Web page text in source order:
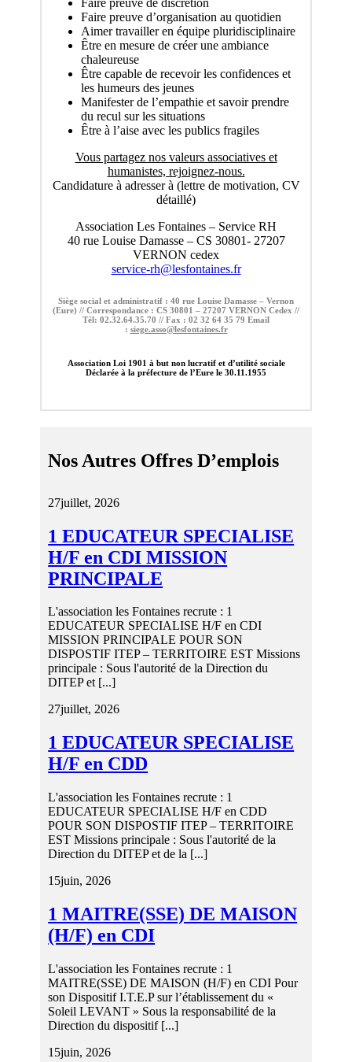
Faire preuve d’organisation au quotidien
Aimer travailler en équipe pluridisciplinaire
Être en mesure de créer une ambiance
chaleureuse
Être capable de recevoir les confidences et
les humeurs des jeunes
Manifester de l’empathie et savoir prendre
du recul sur les situations
Être à l’aise avec les publics fragiles
Vous partagez nos valeurs associatives et
humanistes, rejoignez-nous.
Candidature à adresser à (lettre de motivation, CV
détaillé)
Association Les Fontaines – Service RH
40 rue Louise Damasse – CS 30801- 27207
VERNON cedex
service-rh@lesfontaines.fr
Siège social et administratif : 40 rue Louise Damasse – Vernon
(Eure) // Correspondance : CS 30801 – 27207 VERNON Cedex //
Tél: 02.32.64.35.70 // Fax : 02 32 64 35 79 Email
: siege.asso@lesfontaines.fr
Association Loi 1901 à but non lucratif et d’utilité sociale
Déclarée à la préfecture de l’Eure le 30.11.1955
Nos Autres Offres D’emplois
27juillet, 2026
1 EDUCATEUR SPECIALISE
H/F en CDI MISSION
PRINCIPALE
L'association les Fontaines recrute : 1
EDUCATEUR SPECIALISE H/F en CDI
MISSION PRINCIPALE POUR SON
DISPOSTIF ITEP – TERRITOIRE EST Missions
principale : Sous l'autorité de la Direction du
DITEP et [...]
27juillet, 2026
1 EDUCATEUR SPECIALISE
H/F en CDD
L'association les Fontaines recrute : 1
EDUCATEUR SPECIALISE H/F en CDD
POUR SON DISPOSTIF ITEP – TERRITOIRE
EST Missions principale : Sous l'autorité de la
Direction du DITEP et de la [...]
15juin, 2026
1 MAITRE(SSE) DE MAISON
(H/F) en CDI
L'association les Fontaines recrute : 1
MAITRE(SSE) DE MAISON (H/F) en CDI Pour
son Dispositif I.T.E.P sur l’établissement du «
Soleil LEVANT » Sous la responsabilité de la
Direction du dispositif [...]
15juin, 2026